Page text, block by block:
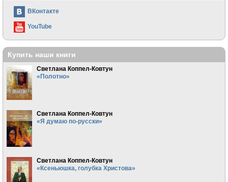
ВКонтакте
YouTube
Купить наши книги
Светлана Коппел-Ковтун
«Полотно»
Светлана Коппел-Ковтун
«Я думаю по-русски»
Светлана Коппел-Ковтун
«Ксеньюшка, голубка Христова»